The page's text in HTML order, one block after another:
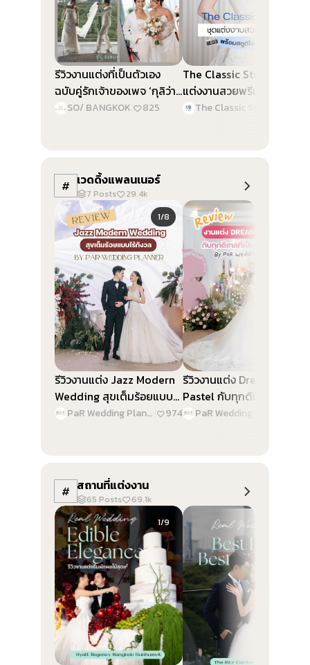
รีวิวงานแต่งที่เป็นตัวเอง
ฉบับคู่รักเจ้าของเพจ ‘กุลิว่า
ดีย์’ @SO/ BANGKOK
SO/ BANGKOK 825
The Classic Studio ชุด
แต่งงานสวยพรีเมียม พร้อม
สตูดิโอถ่ายภาพ
# เวดดิ้งแพลนเนอร์
7 Posts 29.4k
Slide 1 of 8
1/8
รีวิวงานแต่ง Jazz Modern
Wedding สุขเต็มร้อยแบบไร้
กังวล By PaR Wedding
PaR Wedding Planner 974
Slide 1 of 9
รีวิวงานแต่ง Dreamy
Pastel กับทุกดีเทลที่เป็น
“เจ้าสาว” By PaR Wedding
# สถานที่แต่งงาน
65 Posts 69.1k
Slide 1 of 9
1/9
Slide 1 of 9